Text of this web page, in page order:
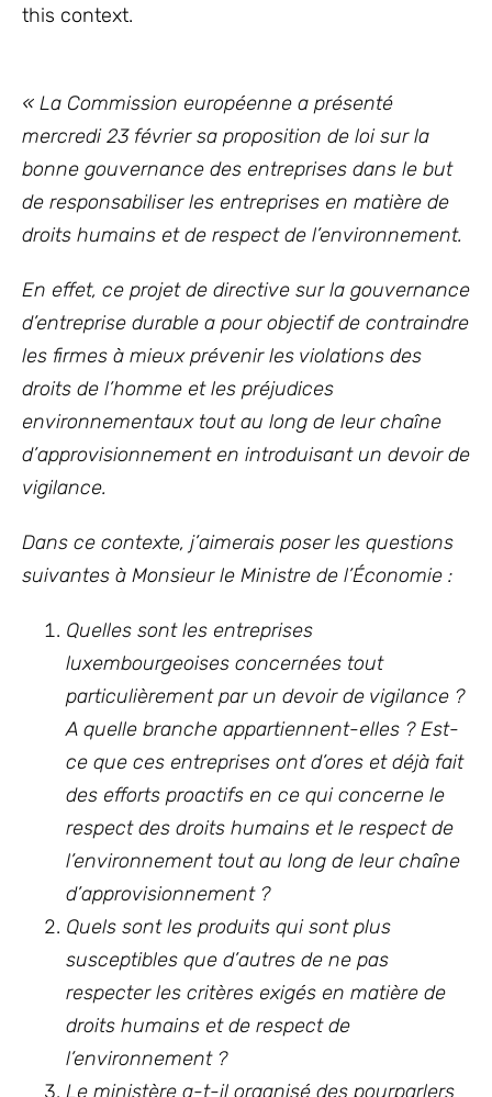
this context.
« La Commission européenne a présenté
mercredi23 février sa proposition de loi sur la
bonne gouvernance des entreprises dans le but
de responsabiliser les entreprises en matière de
droits humains et de respect de l’environnement.
En effet, ce projet de directive sur la gouvernance
d’entreprise durable a pour objectif de contraindre
les firmes à mieux prévenir les violations des
droits de l’homme et les préjudices
environnementaux tout au long de leur chaîne
d’approvisionnement en introduisant un devoir de
vigilance.
Dans ce contexte, j’aimerais poser les questions
suivantes à Monsieur le Ministre de l’Économie :
Quelles sont les entreprises
luxembourgeoises concernées tout
particulièrement par un devoir de vigilance ?
A quelle branche appartiennent-elles ? Est-
ce que ces entreprises ont d’ores et déjà fait
des efforts proactifs en ce qui concerne le
respect des droits humains et le respect de
l’environnement tout au long de leur chaîne
d’approvisionnement ?
Quels sont les produits qui sont plus
susceptibles que d’autres de ne pas
respecter les critères exigés en matière de
droits humains et de respect de
l’environnement ?
Le ministère a-t-il organisé des pourparlers